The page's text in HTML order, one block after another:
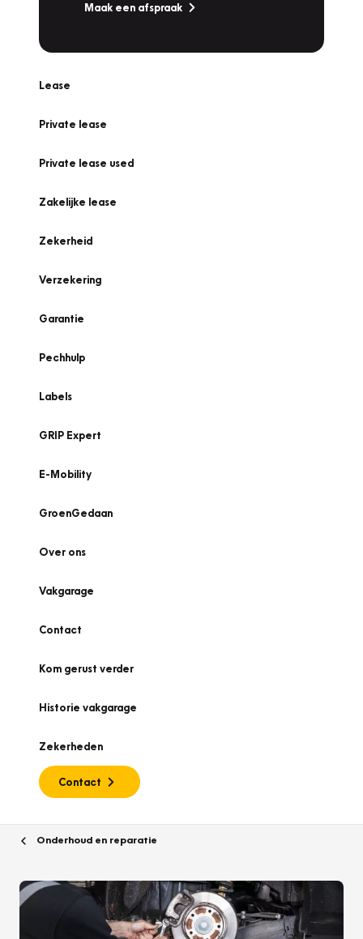
Maak een afspraak
Lease
Private lease
Private lease used
Zakelijke lease
Zekerheid
Verzekering
Garantie
Pechhulp
Labels
GRIP Expert
E-Mobility
GroenGedaan
Over ons
Vakgarage
Contact
Kom gerust verder
Historie vakgarage
Zekerheden
Contact
Onderhoud en reparatie